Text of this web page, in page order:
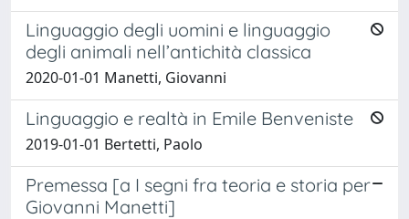
Linguaggio degli uomini e linguaggio
degli animali nell’antichità classica
2020-01-01 Manetti, Giovanni
Linguaggio e realtà in Emile Benveniste
2019-01-01 Bertetti, Paolo
Premessa [a I segni fra teoria e storia per
Giovanni Manetti]